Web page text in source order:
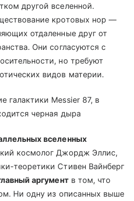
другой вселенной.
кротовых нор —
отдаленные друг от
Они согласуются с
но требуют
видов материи.
галактики Messier 87, в
черная дыра
вселенных
космолог Джордж Эллис,
теоретики Стивен Вайнберг
аргументв том, что
Ни одну из описанных выше